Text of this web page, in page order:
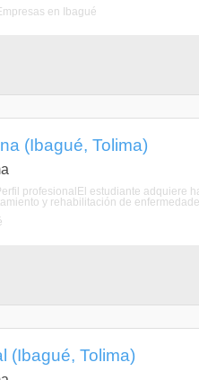
en Ibagué
(Ibagué, Tolima)
profesionalEl estudiante adquiere
y rehabilitación de
(Ibagué, Tolima)